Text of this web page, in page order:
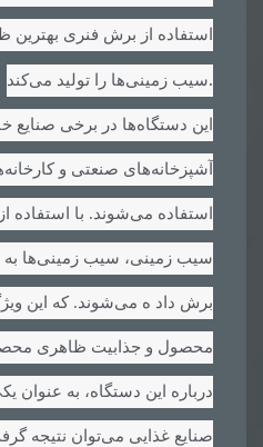
استفاده از برش فنری بهترین
سیب زمینی‌ها را تولید می‌کند.
این دستگاه‌ها در برخی صنایع
آشپزخانه‌های صنعتی و
استفاده می‌شوند. با استفاده
سیب زمینی، سیب زمینی‌ها
برش داد ه می‌شوند. که این
محصول و جذابیت ظاهری
درباره این دستگاه، به عنوان
صنایع غذایی می‌توان نتیجه